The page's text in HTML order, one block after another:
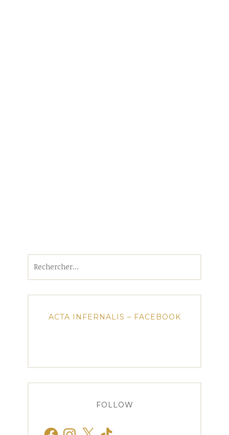
ACTA INFERNALIS – FACEBOOK
FOLLOW
FacebookInstagram
X TikTok